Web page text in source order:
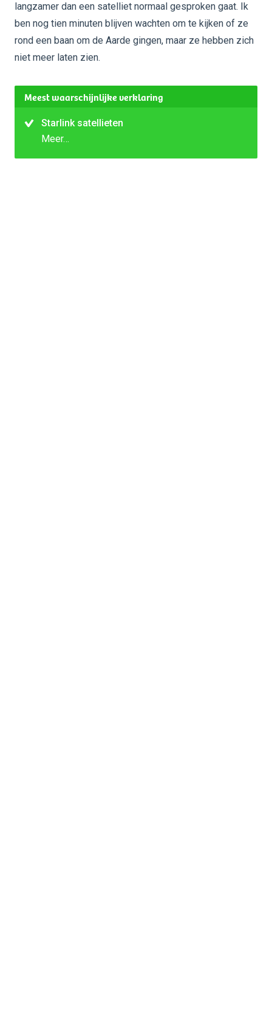
langzamer dan een satelliet normaal gesproken gaat. Ik
ben nog tien minuten blijven wachten om te kijken of ze
rond een baan om de Aarde gingen, maar ze hebben zich
niet meer laten zien.
Meest waarschijnlijke verklaring
Starlink satellieten
Meer…